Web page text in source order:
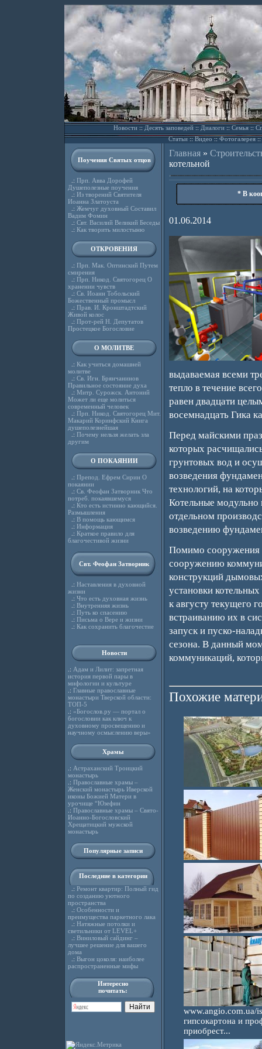
Новости::Десять заповедей::Диалоги::Семья::
Статьи::Видео ::Фотогалерея::
Поучения Святых отцов
.: Прп. Авва Дорофей
Душеполезные поучения
.: Из творений Святителя
Иоанна Златоуста
.: Жемчуг духовный Составил
Вадим Фомин
.: Свт. Василий Великий Беседы
.: Как творить милостыню
ОТКРОВЕНИЯ
.: Прп. Мак. Оптинский Путем
смирения
.: Прп. Никод. Святогорец О
хранении чувств
.: Св. Иоанн Тобольский
Божественный промысл
.: Прав. И. Кронштадтский
Живой колос
.: Прот-рей Н. Депутатов
Простецкое Богословие
О МОЛИТВЕ
.: Как учиться домашней
молитве
.: Св. Игн. Брянчанинов
Правильное состояние духа
.: Митр. Сурожск. Антоний
Может ли еще молиться
современный человек
.: Прп. Никод. Святогорец Мит.
Макарий Коринфский Книга
душеполезнейшая
.: Почему нельзя желать зла
другим
О ПОКАЯНИИ
.: Препод. Ефрем Сирин О
покаянии
.: Св. Феофан Затворник Что
потреб. покаявшемуся
.: Кто есть истинно кающийся.
Размышления
.: В помощь кающимся
.: Информация
.: Краткое правило для
благочестивой жизни
Свт. Феофан Затворник
.: Наставления в духовной
жизни
.: Что есть духовная жизнь
.: Внутренняя жизнь
.: Путь ко спасению
.: Письма о Вере и жизни
.: Как сохранить благочестие
Новости
.: Адам и Лилит: запретная
история первой пары в
мифологии и культуре
.: Главные православные
монастыри Тверской области:
ТОП-5
.: «Богослов.ру — портал о
богословии как ключ к
духовному просвещению и
научному осмыслению веры»
Храмы
.: Астраханский Троицкий
монастырь
.: Православные храмы –
Женский монастырь Иверской
иконы Божией Матери в
урочище “Юзефин
.: Православные храмы – Свято-
Иоанно-Богословский
Хрещатицкий мужской
монастырь
Популярные записи
Последние в категории
.: Ремонт квартир: Полный гид
по созданию уютного
пространства
.: Особенности и
преимущества паркетного лака
.: Натяжные потолки и
светильники от LEVEL+
.: Виниловый сайдинг –
лучшее решение для вашего
дома
.: Выгон цоколя: наиболее
распространенные мифы
Интересно
почитать:
Главная»
котельной
* В
01.06.2014
выдаваемая всеми
тепло в течение
равен двадцати
восемнадцать Гика
Перед майскими
которых
грунтовых вод и
возведения
технологий, на
Котельные модульно
отдельном
возведению
Помимо сооружения
сооружению
конструкций
установки
к августу текущего
встраиванию их в
запуск и пуско-
сезона. В данный
коммуникаций,
Похожие
www.angio.com.ua/
гипсокартона и
приобрест...